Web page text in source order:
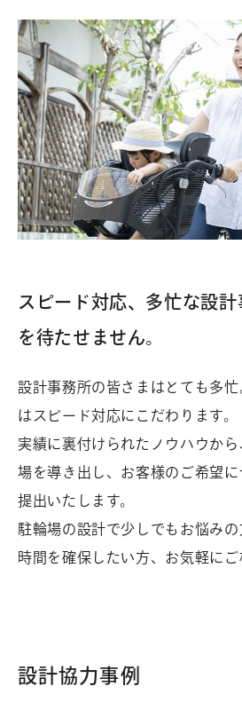
スピード対応、多忙な設計
を待たせません。
設計事務所の皆さまはとても多
はスピード対応にこだわります。
実績に裏付けられたノウハウか
場を導き出し、お客様のご希望
提出いたします。
駐輪場の設計で少しでもお悩み
時間を確保したい方、お気軽にご
設計協力事例